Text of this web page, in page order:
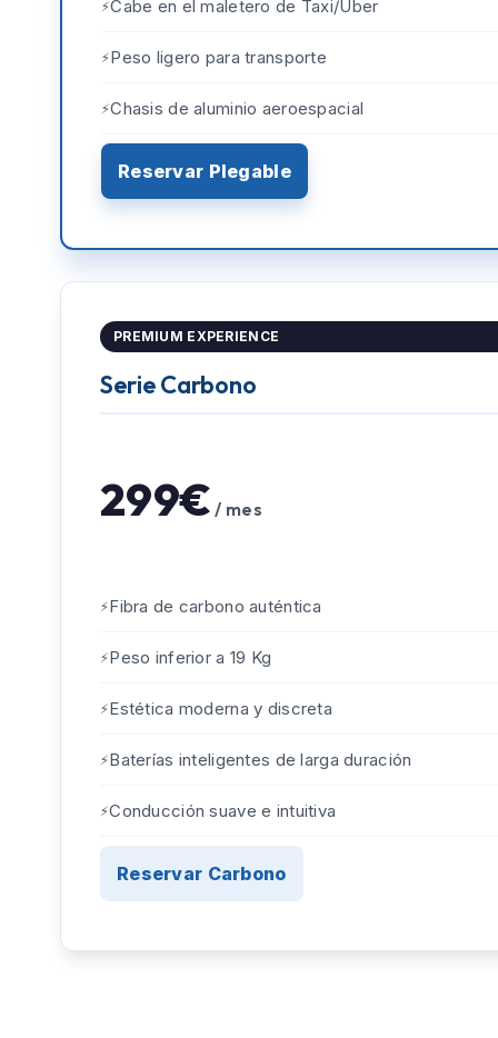
Cabe en el maletero de Taxi/Uber
Peso ligero para transporte
Chasis de aluminio aeroespacial
Reservar Plegable
PREMIUM EXPERIENCE
Serie Carbono
299€ / mes
Fibra de carbono auténtica
Peso inferior a 19 Kg
Estética moderna y discreta
Baterías inteligentes de larga duración
Conducción suave e intuitiva
Reservar Carbono